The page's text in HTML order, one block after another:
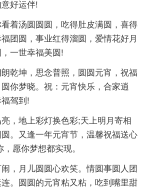
好运伴!
着汤圆圆圆，吃得肚皮满圆，喜得
团圆，事业红得溜圆，爱情花好月
一世幸福美圆!
乾坤，思念普照，圆圆元宵，祝福
你梦晓。祝：元宵快乐，合家逍
驾到!
，地上彩灯换色彩;天上明月寄相
。又逢一年元宵节，温馨祝福送心
愿你梦想都实现。
，月儿圆圆心欢笑。情圆事圆人团
。圆圆的元宵粘又粘，吃到嘴里甜